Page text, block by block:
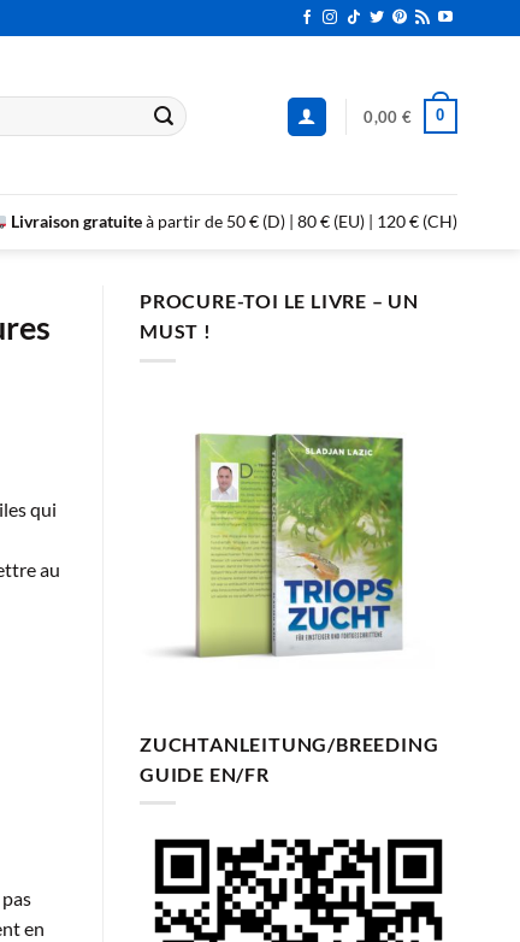
0,00 € 0
Livraison gratuiteà partir de 50 € (D) | 80 € (EU) | 120 € (CH)
qui
au
en
PROCURE-TOI LE LIVRE – UN
MUST !
ZUCHTANLEITUNG/BREEDING
GUIDE EN/FR